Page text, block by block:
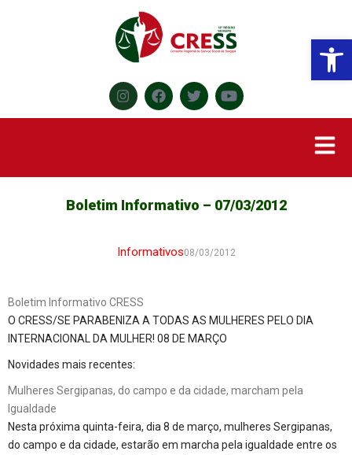
Boletim Informativo – 07/03/2012
Informativos08/03/2012
Boletim Informativo CRESS
O CRESS/SE PARABENIZA A TODAS AS MULHERES PELO DIA
INTERNACIONAL DA MULHER! 08 DE MARÇO
Novidades mais recentes:
Mulheres Sergipanas, do campo e da cidade, marcham pela
Igualdade
Nesta próxima quinta-feira, dia 8 de março, mulheres Sergipanas,
do campo e da cidade, estarão em marcha pela igualdade entre os